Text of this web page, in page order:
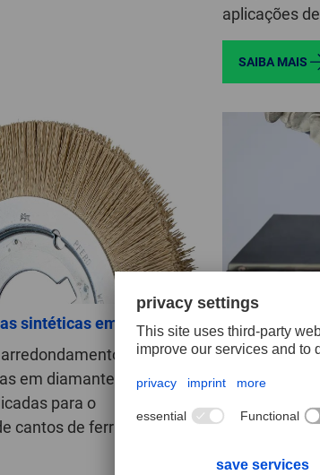
aplicações
SAIBA MAIS
sintéticas em diamante
suave! As
em diamante são
para o
cantos de ferramentas de
Ferramentas
Com o
vez de um
apresenta